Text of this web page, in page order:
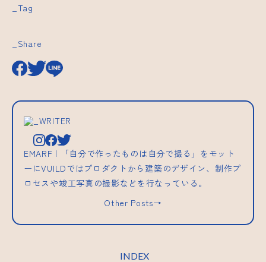
_Tag
_Share
_WRITER
EMARF | 「自分で作ったものは自分で撮る」をモット
ーにVUILDではプロダクトから建築のデザイン、制作プ
ロセスや竣工写真の撮影などを行なっている。
Other Posts→
INDEX